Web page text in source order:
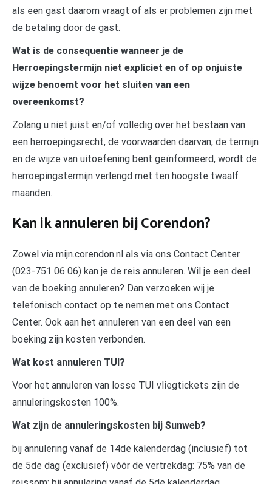
als een gast daarom vraagt of als er problemen zijn met
de betaling door de gast.
Wat is de consequentie wanneer je de
Herroepingstermijn niet expliciet en of op onjuiste
wijze benoemt voor het sluiten van een
overeenkomst?
Zolang u niet juist en/of volledig over het bestaan van
een herroepingsrecht, de voorwaarden daarvan, de termijn
en de wijze van uitoefening bent geïnformeerd, wordt de
herroepingstermijn verlengd met ten hoogste twaalf
maanden.
Kan ik annuleren bij Corendon?
Zowel via mijn.corendon.nl als via ons Contact Center
(023-751 06 06) kan je de reis annuleren. Wil je een deel
van de boeking annuleren? Dan verzoeken wij je
telefonisch contact op te nemen met ons Contact
Center. Ook aan het annuleren van een deel van een
boeking zijn kosten verbonden.
Wat kost annuleren TUI?
Voor het annuleren van losse TUI vliegtickets zijn de
annuleringskosten 100%.
Wat zijn de annuleringskosten bij Sunweb?
bij annulering vanaf de 14de kalenderdag (inclusief) tot
de 5de dag (exclusief) vóór de vertrekdag: 75% van de